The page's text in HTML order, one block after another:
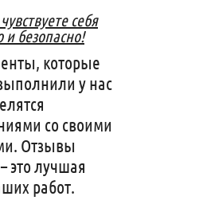
себя
безопасно!
которые
у нас
со своими
Отзывы
это лучшая
работ.